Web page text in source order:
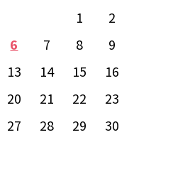
1
2
6 7 8
9
13 14 15
16
20 21 22
23
27 28 29
30